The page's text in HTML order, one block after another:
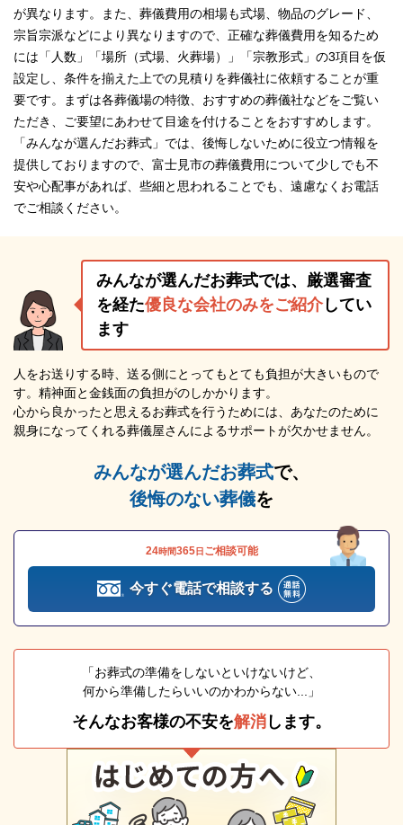
が異なります。また、葬儀費用の相場も式場、物品のグレード、
宗旨宗派などにより異なりますので、正確な葬儀費用を知るため
には「人数」「場所（式場、火葬場）」「宗教形式」の3項目を仮
設定し、条件を揃えた上での見積りを葬儀社に依頼することが重
要です。まずは各葬儀場の特徴、おすすめの葬儀社などをご覧い
ただき、ご要望にあわせて目途を付けることをおすすめします。
「みんなが選んだお葬式」では、後悔しないために役立つ情報を
提供しておりますので、富士見市の葬儀費用について少しでも不
安や心配事があれば、些細と思われることでも、遠慮なくお電話
でご相談ください。
みんなが選んだお葬式では、厳選審査
を経た優良な会社のみをご紹介してい
ます
人をお送りする時、送る側にとってもとても負担が大きいもので
す。精神面と金銭面の負担がのしかかります。
心から良かったと思えるお葬式を行うためには、あなたのために
親身になってくれる葬儀屋さんによるサポートが欠かせません。
みんなが選んだお葬式で、
後悔のない葬儀を
24時間365日 ご相談可能
今すぐ電話で相談する
「お葬式の準備をしないといけないけど、
何から準備したらいいのかわからない...」
そんなお客様の不安を解消 します。